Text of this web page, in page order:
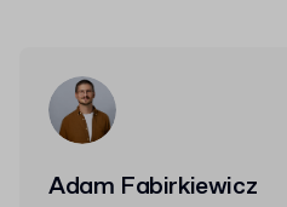
Adam Fabirkiewicz